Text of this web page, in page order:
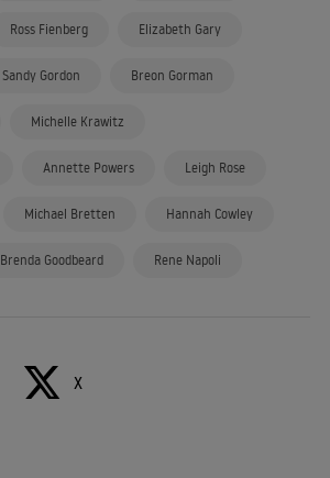
Ross Fienberg Elizabeth Gary
Sandy Gordon Breon Gorman
Michelle Krawitz
Annette Powers Leigh Rose
Michael Bretten Hannah Cowley
Brenda Goodbeard Rene Napoli
X